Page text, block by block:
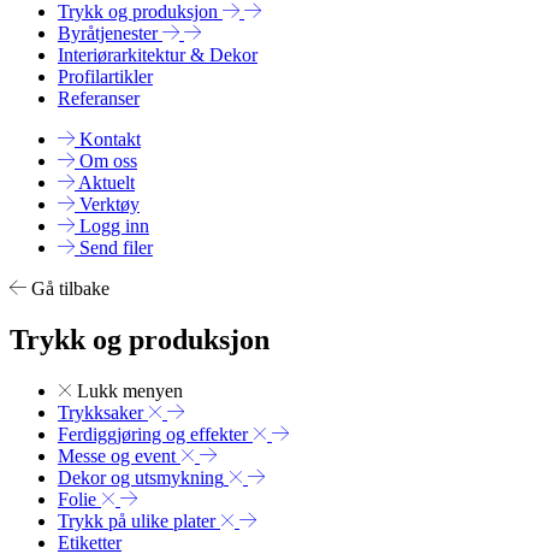
Trykk og produksjon
Byråtjenester
Interiørarkitektur & Dekor
Profilartikler
Referanser
Kontakt
Om oss
Aktuelt
Verktøy
Logg inn
Send filer
Gå tilbake
Trykk og produksjon
Lukk menyen
Trykksaker
Ferdiggjøring og effekter
Messe og event
Dekor og utsmykning
Folie
Trykk på ulike plater
Etiketter